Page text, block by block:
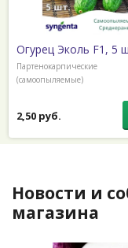
Огурец Эколь F1, 5
Партенокарпические
(самоопыляемые)
2,50 руб.
Новости и
магазина